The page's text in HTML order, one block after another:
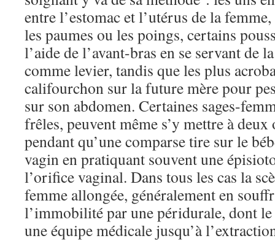
entre l’estomac et l’utérus de la
les paumes ou les poings, certains
l’aide de l’avant-bras en se servant de
comme levier, tandis que les plus
califourchon sur la future mère pour
sur son abdomen. Certaines sages-
frêles, peuvent même s’y mettre à
pendant qu’une comparse tire sur le
vagin en pratiquant souvent une
l’orifice vaginal. Dans tous les cas la
femme allongée, généralement en
l’immobilité par une péridurale, dont
une équipe médicale jusqu’à